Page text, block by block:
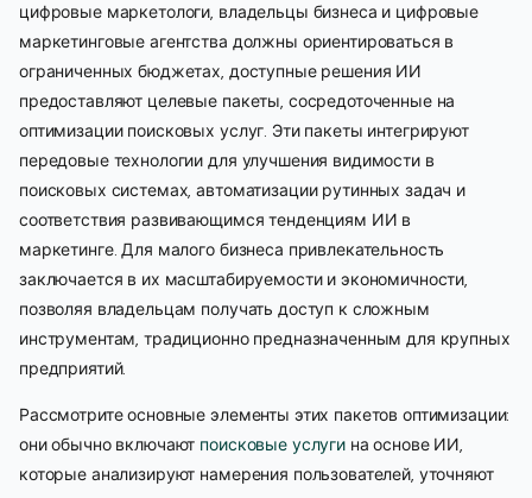
цифровые маркетологи, владельцы бизнеса и цифровые
маркетинговые агентства должны ориентироваться в
ограниченных бюджетах, доступные решения ИИ
предоставляют целевые пакеты, сосредоточенные на
оптимизации поисковых услуг. Эти пакеты интегрируют
передовые технологии для улучшения видимости в
поисковых системах, автоматизации рутинных задач и
соответствия развивающимся тенденциям ИИ в
маркетинге. Для малого бизнеса привлекательность
заключается в их масштабируемости и экономичности,
позволяя владельцам получать доступ к сложным
инструментам, традиционно предназначенным для крупных
предприятий.
Рассмотрите основные элементы этих пакетов оптимизации:
они обычно включают поисковые услугина основе ИИ,
которые анализируют намерения пользователей, уточняют